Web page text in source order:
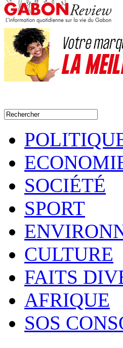
SOCIÉTÉ
SPORT
CULTURE
FAITS
AFRIQUE
SOS